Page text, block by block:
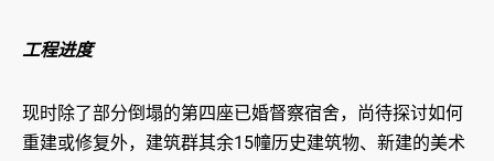
工程进度
现时除了部分倒塌的第四座已婚督察宿舍，尚待探讨如何
重建或修复外，建筑群其余15幢历史建筑物、新建的美术